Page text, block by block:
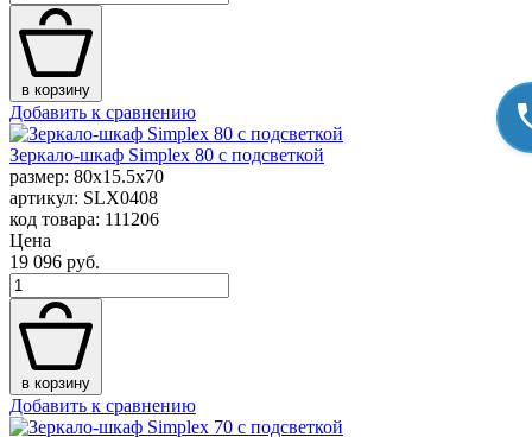
в корзину
Добавить к сравнению
Зеркало-шкаф Simplex 80 с подсветкой
размер: 80x15.5x70
артикул: SLX0408
код товара: 111206
Цена
19 096 руб.
в корзину
Добавить к сравнению